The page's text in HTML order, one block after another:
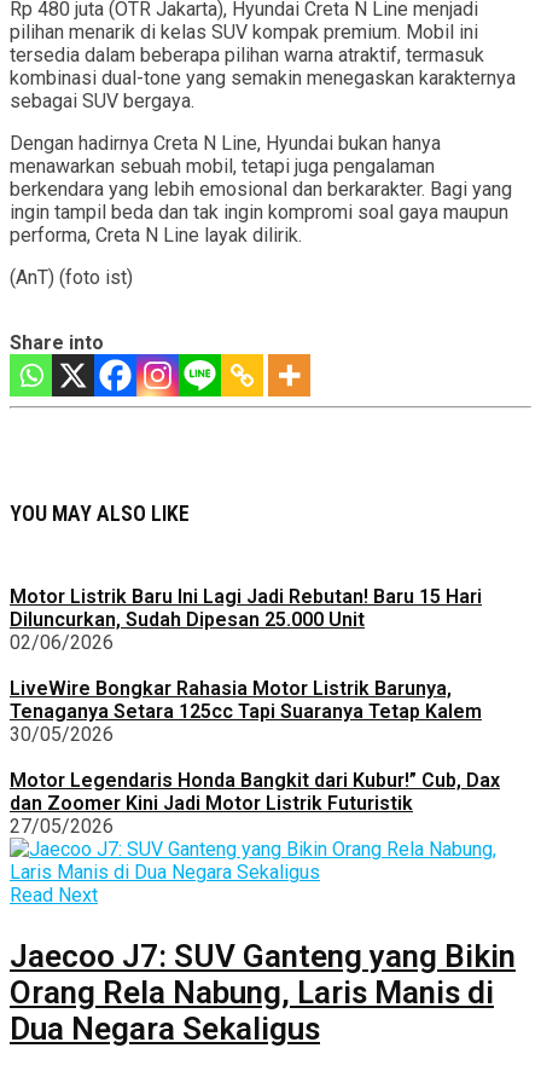
Rp 480 juta (OTR Jakarta), Hyundai Creta N Line menjadi
pilihan menarik di kelas SUV kompak premium. Mobil ini
tersedia dalam beberapa pilihan warna atraktif, termasuk
kombinasi dual-tone yang semakin menegaskan karakternya
sebagai SUV bergaya.
Dengan hadirnya Creta N Line, Hyundai bukan hanya
menawarkan sebuah mobil, tetapi juga pengalaman
berkendara yang lebih emosional dan berkarakter. Bagi yang
ingin tampil beda dan tak ingin kompromi soal gaya maupun
performa, Creta N Line layak dilirik.
(AnT) (foto ist)
Share into
YOU MAY ALSO LIKE
Motor Listrik Baru Ini Lagi Jadi Rebutan! Baru 15 Hari
Diluncurkan, Sudah Dipesan 25.000 Unit
02/06/2026
LiveWire Bongkar Rahasia Motor Listrik Barunya,
Tenaganya Setara 125cc Tapi Suaranya Tetap Kalem
30/05/2026
Motor Legendaris Honda Bangkit dari Kubur!” Cub, Dax
dan Zoomer Kini Jadi Motor Listrik Futuristik
27/05/2026
Read Next
Jaecoo J7: SUV Ganteng yang Bikin
Orang Rela Nabung, Laris Manis di
Dua Negara Sekaligus